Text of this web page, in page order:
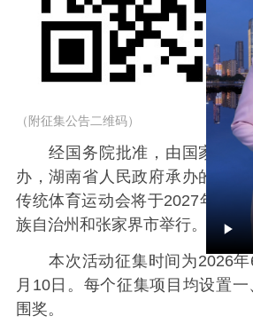
（附征集公告二维码）
经国务院批准，由国家民委
办，湖南省人民政府承办的第十
传统体育运动会将于2027年在湖
族自治州和张家界市举行。
本次活动征集时间为2026年
月10日。每个征集项目均设置
围奖。